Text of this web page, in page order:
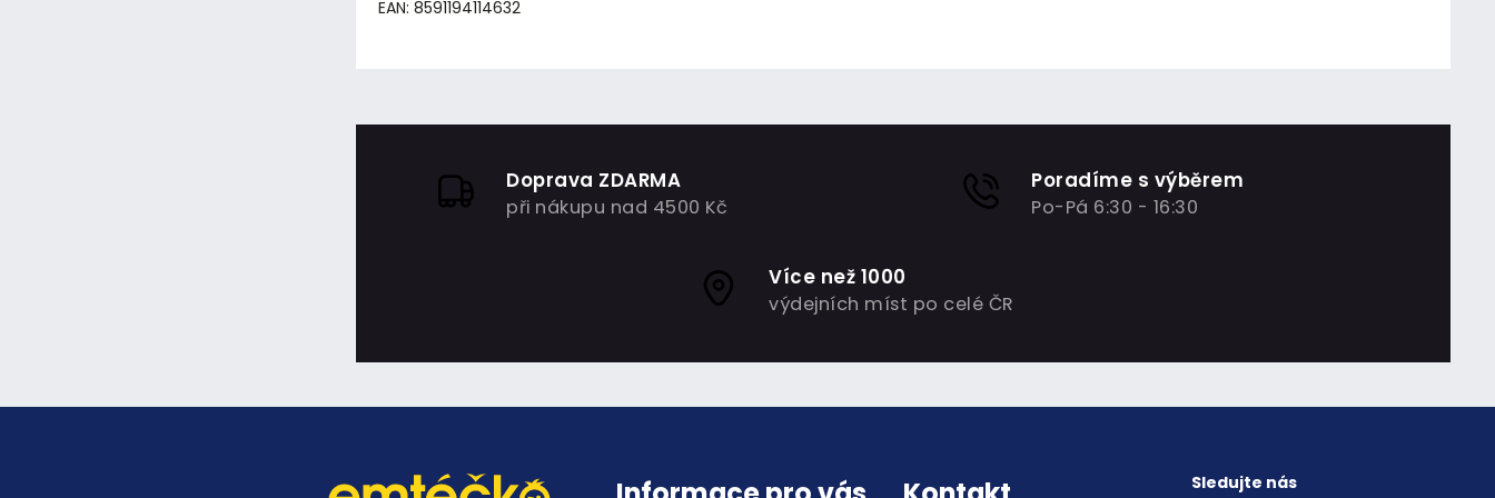
EAN: 8591194114632
Doprava ZDARMA
při nákupu nad 4500 Kč
Poradíme s výběrem
Po-Pá 6:30 - 16:30
Více než 1000
výdejních míst po celé ČR
Sledujte nás